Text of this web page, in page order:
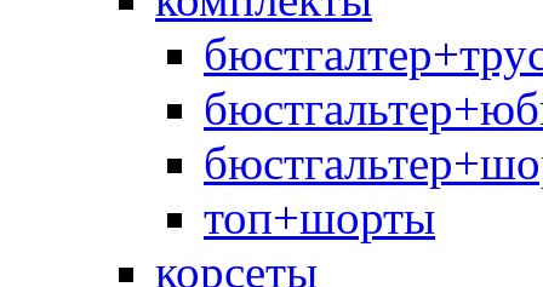
топ+шорты
корсеты